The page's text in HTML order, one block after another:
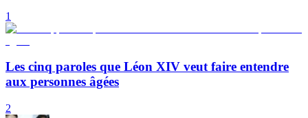
1
Les cinq paroles que Léon XIV veut faire entendre
aux personnes âgées
2